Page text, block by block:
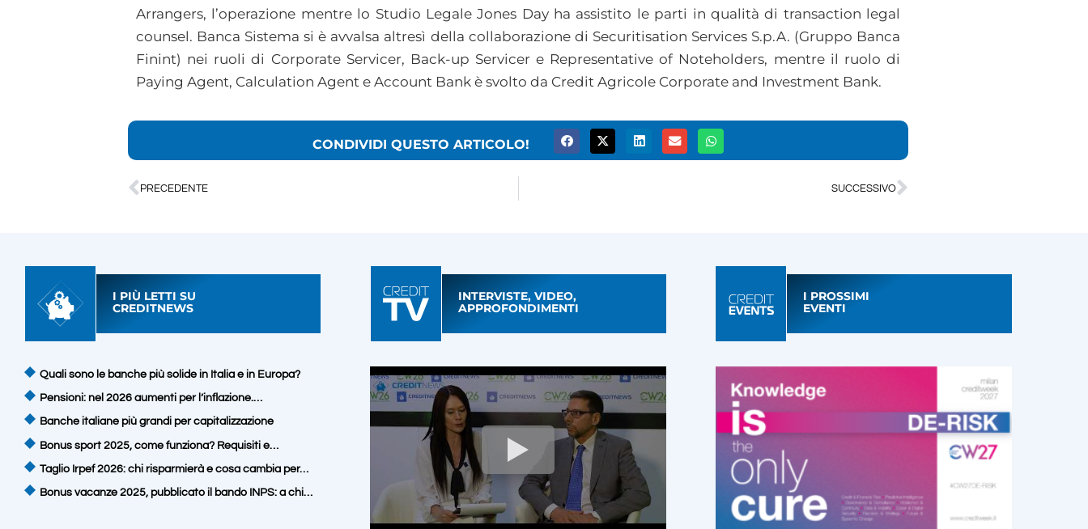
Arrangers, l’operazione mentre lo Studio Legale Jones Day ha assistito le parti in qualità di transaction legal
counsel. Banca Sistema si è avvalsa altresì della collaborazione di Securitisation Services S.p.A. (Gruppo Banca
Finint) nei ruoli di Corporate Servicer, Back-up Servicer e Representative of Noteholders, mentre il ruolo di
Paying Agent, Calculation Agent e Account Bank è svolto da Credit Agricole Corporate and Investment Bank.
CONDIVIDI QUESTO ARTICOLO!
PRECEDENTE SUCCESSIVO
I PIÙ LETTI SU
CREDITNEWS
Quali sono le banche più solide in Italia e in Europa?
Pensioni: nel 2026 aumenti per l’inflazione.…
Banche italiane più grandi per capitalizzazione
Bonus sport 2025, come funziona? Requisiti e…
Taglio Irpef 2026: chi risparmierà e cosa cambia per…
Bonus vacanze 2025, pubblicato il bando INPS: a chi…
INTERVISTE, VIDEO,
APPROFONDIMENTI
I PROSSIMI
EVENTI